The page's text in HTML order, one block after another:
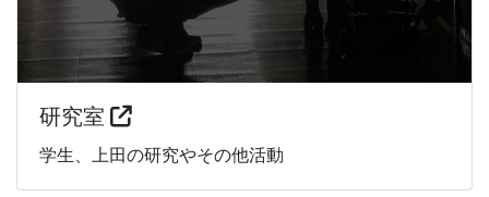
研究室
学生、上田の研究やその他活動